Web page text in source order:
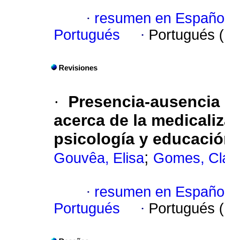
· resumen en
Portugués
· Portugués
Revisiones
·
Presencia-
acerca de la
psicología y
Gouvêa, Elisa; Gomes,
· resumen en
Portugués
· Portugués